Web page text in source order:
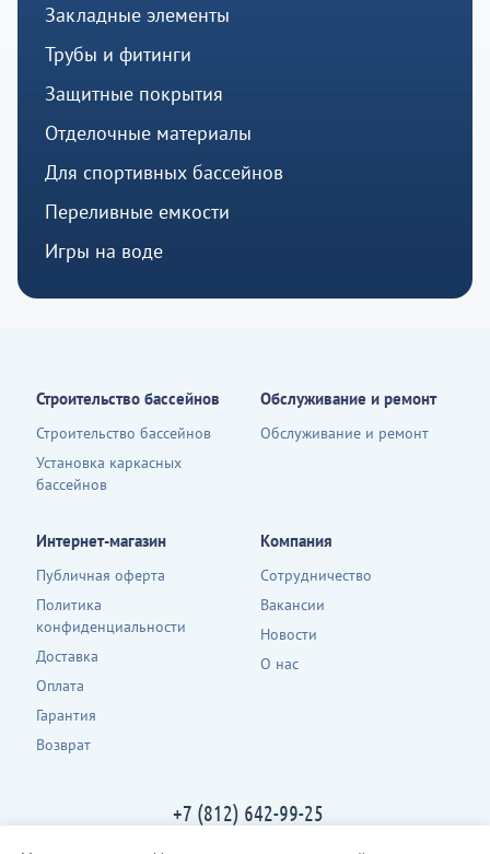
Закладные элементы
Трубы и фитинги
Защитные покрытия
Отделочные материалы
Для спортивных бассейнов
Переливные емкости
Игры на воде
+7 (812) 642-99-25
Строительство бассейнов
Строительство бассейнов
Установка каркасных
бассейнов
Обслуживание и ремонт
Обслуживание и ремонт
Интернет-магазин
Публичная оферта
Политика
конфиденциальности
Доставка
Оплата
Гарантия
Возврат
Компания
Сотрудничество
Вакансии
Новости
О нас